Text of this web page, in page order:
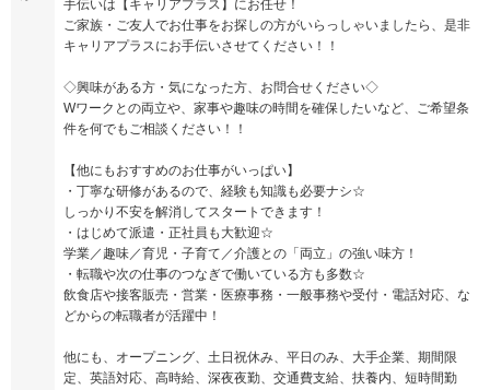
手伝いは【キャリアプラス】にお任せ！
ご家族・ご友人でお仕事をお探しの方がいらっしゃいましたら、是非
キャリアプラスにお手伝いさせてください！！
◇興味がある方・気になった方、お問合せください◇
Wワークとの両立や、家事や趣味の時間を確保したいなど、ご希望条
件を何でもご相談ください！！
【他にもおすすめのお仕事がいっぱい】
・丁寧な研修があるので、経験も知識も必要ナシ☆
しっかり不安を解消してスタートできます！
・はじめて派遣・正社員も大歓迎☆
学業／趣味／育児・子育て／介護との「両立」の強い味方！
・転職や次の仕事のつなぎで働いている方も多数☆
飲食店や接客販売・営業・医療事務・一般事務や受付・電話対応、な
どからの転職者が活躍中！
他にも、オープニング、土日祝休み、平日のみ、大手企業、期間限
定、英語対応、高時給、深夜夜勤、交通費支給、扶養内、短時間勤